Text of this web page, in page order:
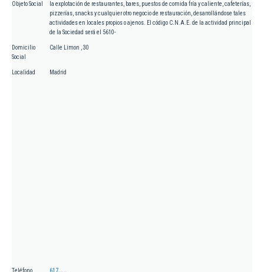
Objeto Social
la explotación de restaurantes, bares, puestos de comida fría y caliente, cafeterías,
pizzerías, snacks y cualquier otro negocio de restauración, desarrollándose tales
actividades en locales propios o ajenos. El código C.N.A.E. de la actividad principal
de la Sociedad será el 5610-
Domicilio
Social
Calle Limon , 30
Localidad Madrid